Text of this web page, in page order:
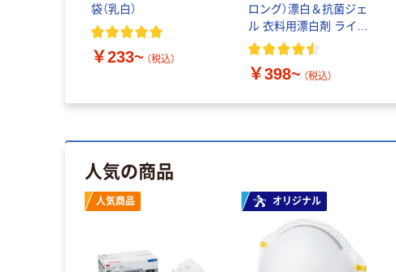
袋（乳白）
￥233~ （税込）
ロング）漂白＆抗菌ジェ
ル 衣料用漂白剤 ライオ
ン
￥398~ （税込）
人気の商品
人気商品 オリジナル